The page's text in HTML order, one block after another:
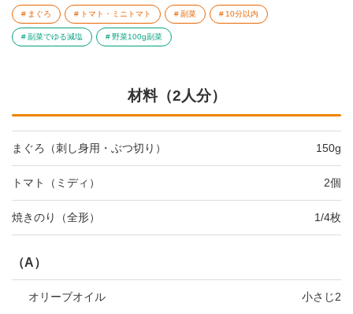
まぐろ トマト・ミニトマト 副菜 10分以内
副菜でゆる減塩 野菜100g副菜
材料（2人分）
まぐろ（刺し身用・ぶつ切り） 150g
トマト（ミディ） 2個
焼きのり（全形） 1/4枚
（A）
オリーブオイル 小さじ2